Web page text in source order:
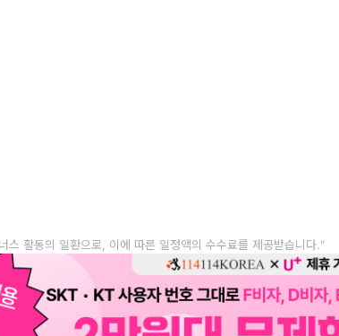
스 활동의 일환으로, 이에 따른 일정액의 수수료를 제공받습니다."